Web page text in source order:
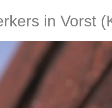
in Vorst